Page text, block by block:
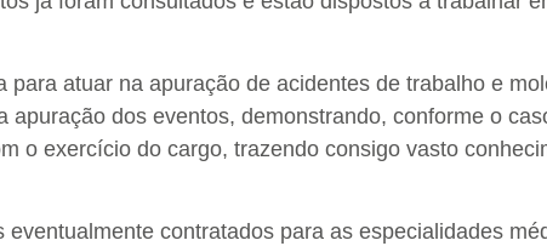
para atuar na apuração de acidentes de trabalho e
apuração dos eventos, demonstrando, conforme o
o exercício do cargo, trazendo consigo vasto
eventualmente contratados para as especialidades